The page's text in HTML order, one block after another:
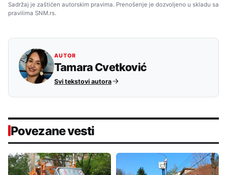
Sadržaj je zaštićen autorskim pravima. Prenošenje je dozvoljeno u skladu sa
pravilima SNM.rs.
AUTOR
Tamara Cvetković
Svi tekstovi autora
Povezane vesti